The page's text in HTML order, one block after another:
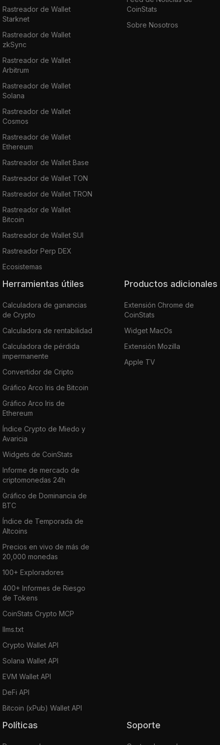
Rastreador de Wallet
Starknet
Rastreador de Wallet
zkSync
Rastreador de Wallet
Arbitrum
Rastreador de Wallet
Solana
Rastreador de Wallet
Cosmos
Rastreador de Wallet
Ethereum
Rastreador de Wallet Base
Rastreador de Wallet TON
Rastreador de Wallet TRON
Rastreador de Wallet
Bitcoin
Rastreador de Wallet SUI
Rastreador Perp DEX
Ecosistemas
CoinStats
Sobre Nosotros
Herramientas útiles
Calculadora de ganancias
de Crypto
Calculadora de rentabilidad
Calculadora de pérdida
impermanente
Convertidor de Cripto
Gráfico Arco Iris de Bitcoin
Gráfico Arco Iris de
Ethereum
Índice Crypto de Miedo y
Avaricia
Widgets de CoinStats
Informe de mercado de
criptomonedas 24h
Gráfico de Dominancia de
BTC
Índice de Temporada de
Altcoins
Precios en vivo de más de
20,000 monedas
100+ Exploradores
400+ Informes de Riesgo
de Tokens
CoinStats Crypto MCP
llms.txt
Crypto Wallet API
Solana Wallet API
EVM Wallet API
DeFi API
Bitcoin (xPub) Wallet API
Productos adicionales
Extensión Chrome de
CoinStats
Widget MacOs
Extensión Mozilla
Apple TV
Políticas Soporte